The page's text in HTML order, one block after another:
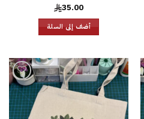
35.00
أضف إلى السلة
إضافة
إلى
قائمة
الرغبات